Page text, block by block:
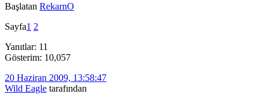
Başlatan RekarnO
Sayfa1 2
Yanıtlar: 11
Gösterim: 10,057
20 Haziran 2009, 13:58:47
Wild Eagle tarafından